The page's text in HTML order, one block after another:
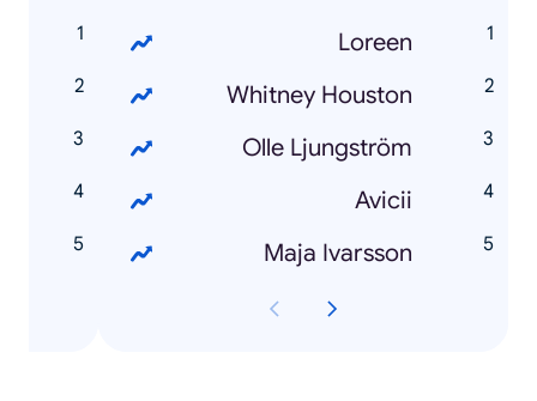
Loreen
Whitney Houston
Olle Ljungström
Avicii
Maja Ivarsson